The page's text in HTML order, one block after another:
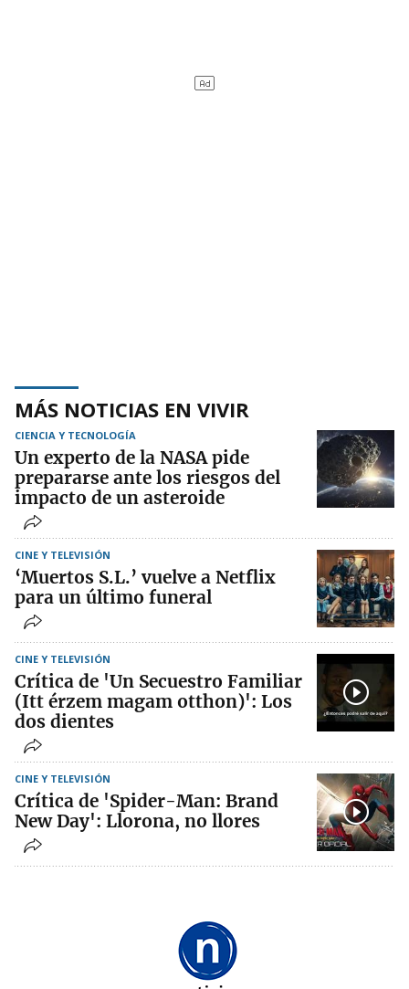
MÁS NOTICIAS EN VIVIR
CIENCIA Y TECNOLOGÍA
Un experto de la NASA pide
prepararse ante los riesgos del
impacto de un asteroide
CINE Y TELEVISIÓN
‘Muertos S.L.’ vuelve a Netflix
para un último funeral
CINE Y TELEVISIÓN
Crítica de 'Un Secuestro Familiar
(Itt érzem magam otthon)': Los
dos dientes
CINE Y TELEVISIÓN
Crítica de 'Spider-Man: Brand
New Day': Llorona, no llores